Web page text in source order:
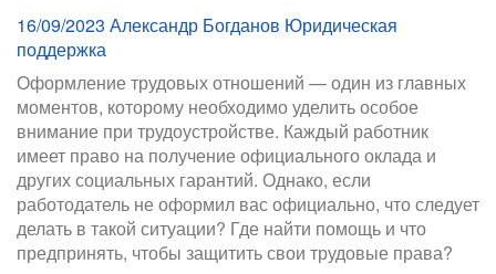
16/09/2023 Александр Богданов Юридическая
поддержка
Оформление трудовых отношений — один из главных
моментов, которому необходимо уделить особое
внимание при трудоустройстве. Каждый работник
имеет право на получение официального оклада и
других социальных гарантий. Однако, если
работодатель не оформил вас официально, что следует
делать в такой ситуации? Где найти помощь и что
предпринять, чтобы защитить свои трудовые права?